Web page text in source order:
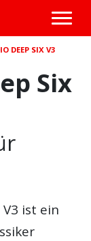
DEEP SIX V3
Six
ist ein